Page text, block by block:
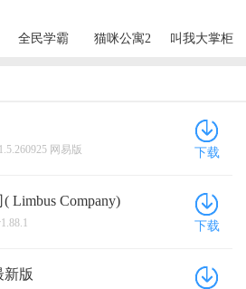
全民学霸 猫咪公寓2 叫我大掌柜
网易版 下载
Limbus Company)
下载
新版